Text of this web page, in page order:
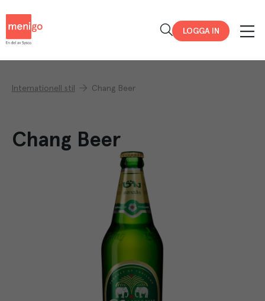
LOGGA IN
Internationell stil Chang Beer
Chang Beer